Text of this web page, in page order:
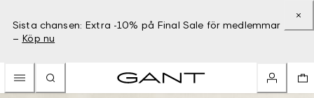
Sista chansen: Extra -10% på Final Sale för medlemmar
– Köp nu